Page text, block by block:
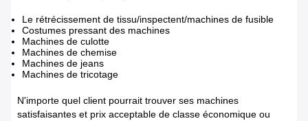
Le rétrécissement de tissu/inspectent/machines de fusible
Costumes pressant des machines
Machines de culotte
Machines de chemise
Machines de jeans
Machines de tricotage
N'importe quel client pourrait trouver ses machines
satisfaisantes et prix acceptable de classe économique ou